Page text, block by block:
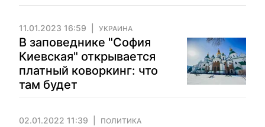
11.01.2023 16:59 УКРАИНА
В заповеднике "София
Киевская" открывается
платный коворкинг: что
там будет
02.01.2022 11:39 ПОЛИТИКА